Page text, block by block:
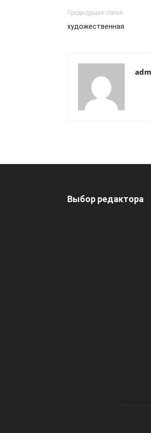
Предыдущая статья
художественная
Выбор редактора